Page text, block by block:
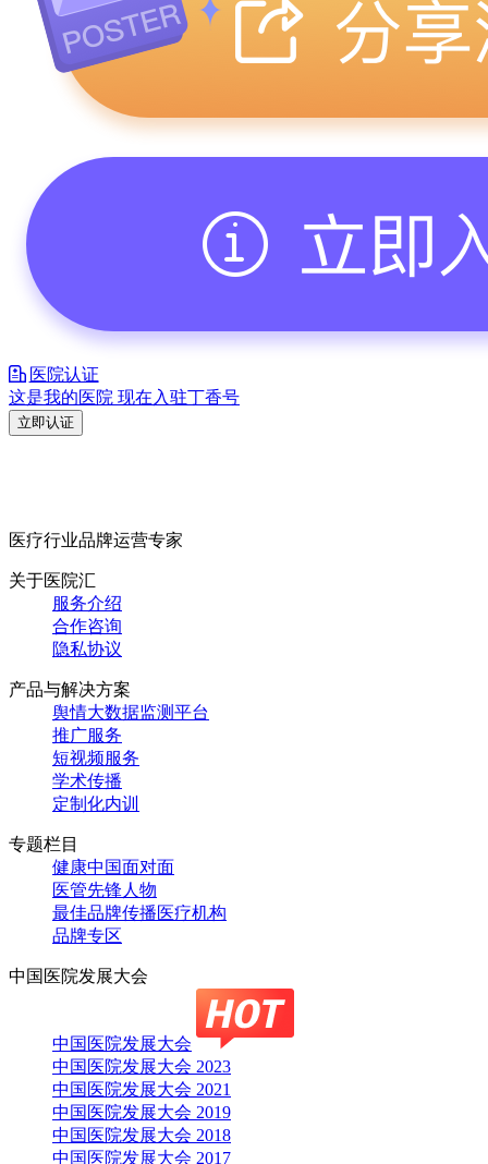
医院认证
这是我的医院 现在入驻丁香号
立即认证
医疗行业品牌运营专家
关于医院汇
服务介绍
合作咨询
隐私协议
产品与解决方案
舆情大数据监测平台
推广服务
短视频服务
学术传播
定制化内训
专题栏目
健康中国面对面
医管先锋人物
最佳品牌传播医疗机构
品牌专区
中国医院发展大会
中国医院发展大会
中国医院发展大会 2023
中国医院发展大会 2021
中国医院发展大会 2019
中国医院发展大会 2018
中国医院发展大会 2017